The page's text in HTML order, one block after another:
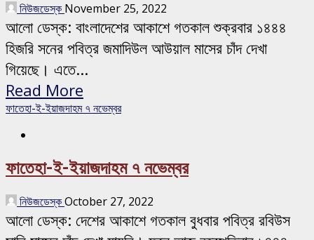
নিউজডেস্ক November 25, 2022
আলো ডেস্ক: বাংলাদেশের আকাশে গতকাল শুক্রবার ১৪৪৪
হিজরি সনের পবিত্র জমাদিউল আউয়াল মাসের চাঁদ দেখা
গিয়েছে। এতে...
Read More
ফাতেহা-ই-ইয়াজদাহম ৭ নভেম্বর
ফাতেহা-ই-ইয়াজদাহম ৭ নভেম্বর
নিউজডেস্কOctober 27, 2022
আলো ডেস্ক: দেশের আকাশে গতকাল বুধবার পবিত্র রবিউস